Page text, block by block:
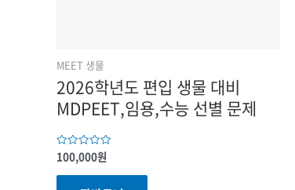
MEET 생물
2026학년도 편입 생물 대비
MDPEET,임용,수능 선별 문제
5
중에서
0
100,000원